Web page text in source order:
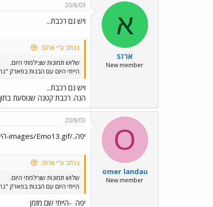
א
ארזS
New member
20/8/03
ויש גם רכבת...
נכתב ע"י ארזS:
שלוש תמונות שצילמתי היום.
הייתי היום עם הבנות בפארק
ויש גם רכבת...
הנה. רכבת קטנה שנוסעת
O
omer landau
New member
20/8/03
יפה../images/Emo13.gif-הייתי שם מזמן
נכתב ע"י ארזS:
שלוש תמונות שצילמתי היום.
הייתי היום עם הבנות בפארק
יפה -הייתי שם מזמן